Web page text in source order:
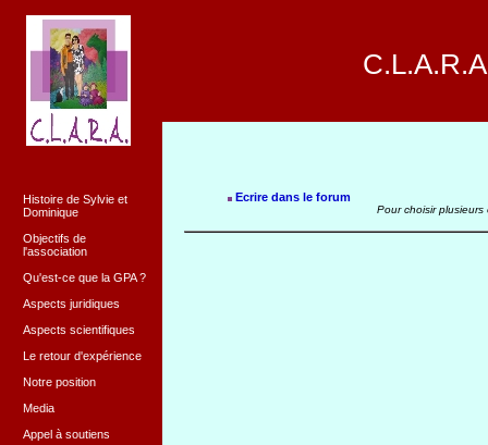
Histoire de Sylvie et
Dominique
Objectifs de
l'association
Qu'est-ce que la GPA ?
Aspects juridiques
Aspects scientifiques
Le retour d'expérience
Notre position
Media
Appel à soutiens
Ecrire dans le forum
Pour choisir